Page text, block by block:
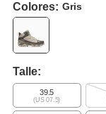
Colores: Gris
Talle:
39.5
(US 07.5)